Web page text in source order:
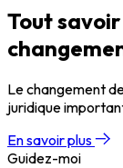
Tout savoir
Le changement
juridique
En savoir plus
Guidez-moi